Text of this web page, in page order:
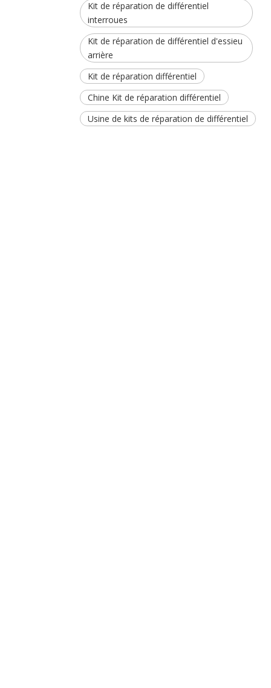
Kit de réparation de différentiel
interroues
Kit de réparation de différentiel d'essieu
arrière
Kit de réparation différentiel
Chine Kit de réparation différentiel
Usine de kits de réparation de différentiel